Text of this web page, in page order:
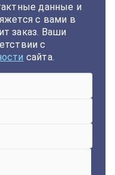
данные и
с вами в
заказ. Ваши
с
сайта.